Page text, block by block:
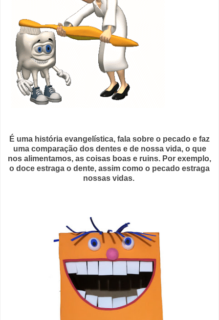
É uma história evangelística, fala sobre o pecado e faz
uma comparação dos dentes e de nossa vida, o que
nos alimentamos, as coisas boas e ruins. Por exemplo,
o doce estraga o dente, assim como o pecado estraga
nossas vidas.